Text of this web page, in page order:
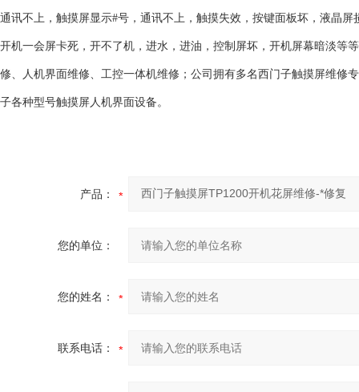
通讯不上，触摸屏显示#号，通讯不上，触摸失效，按键面板坏，液晶
开机一会屏卡死，开不了机，进水，进油，控制屏坏，开机屏幕暗淡等
修、人机界面维修、工控一体机维修；公司拥有多名西门子触摸屏维修
子各种型号触摸屏人机界面设备。
产品：
您的单位：
您的姓名：
联系电话：